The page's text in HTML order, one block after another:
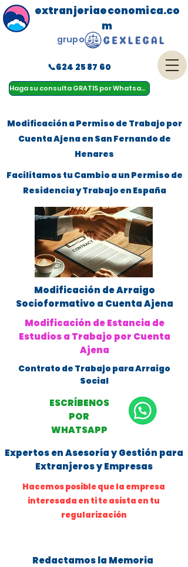
Haga su consulta GRATIS por Whatsapp
menu
extranjeriaeconomica.co
m
📞624 25 87 60
grupo
Modificación a Permiso de Trabajo por
Cuenta Ajena en San Fernando de
Henares
Facilitamos tu Cambio a un Permiso de
Residencia y Trabajo en España
Modificación de Arraigo
Socioformativo a Cuenta Ajena
Modificación de Estancia de
Estudios a Trabajo por Cuenta
Ajena
Contrato de Trabajo para Arraigo
Social
ESCRÍBENOS
POR
WHATSAPP
Expertos en Asesoría y Gestión para
Extranjeros y Empresas
Hacemos posible que la empresa
interesada en ti te asista en tu
regularización
Redactamos la Memoria